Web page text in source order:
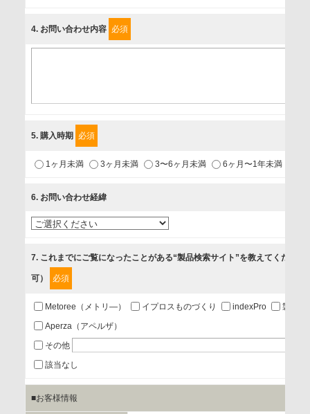
個人情報保護責任者
1.当社が取り扱う商品・サービスに関するご案内
2.当社が開催（主催・共催・協賛）するセミナーなど、各種イ
3.お客様の業務内容、及び興味、関心に応じた情報の提供
4.お客様満足度調査等のアンケートの依頼
第三者提供の有無
あり
a.個人情報の提供・利用目的
当該企業/団体のサービス等のご案内及び当該企業/団体からの
4. お問い合わせ内容 必須
5. 購入時期 必須
1ヶ月未満 3ヶ月未満 3〜6ヶ月未満 6ヶ月〜1年未満
6. お問い合わせ経緯
7. これまでにご覧になったことがある“製品検索サイト”を教えてください
可） 必須
Metoree（メトリ―） イプロスものづくり indexPro
製品ナ
Aperza（アペルザ）
その他
該当なし
■お客様情報